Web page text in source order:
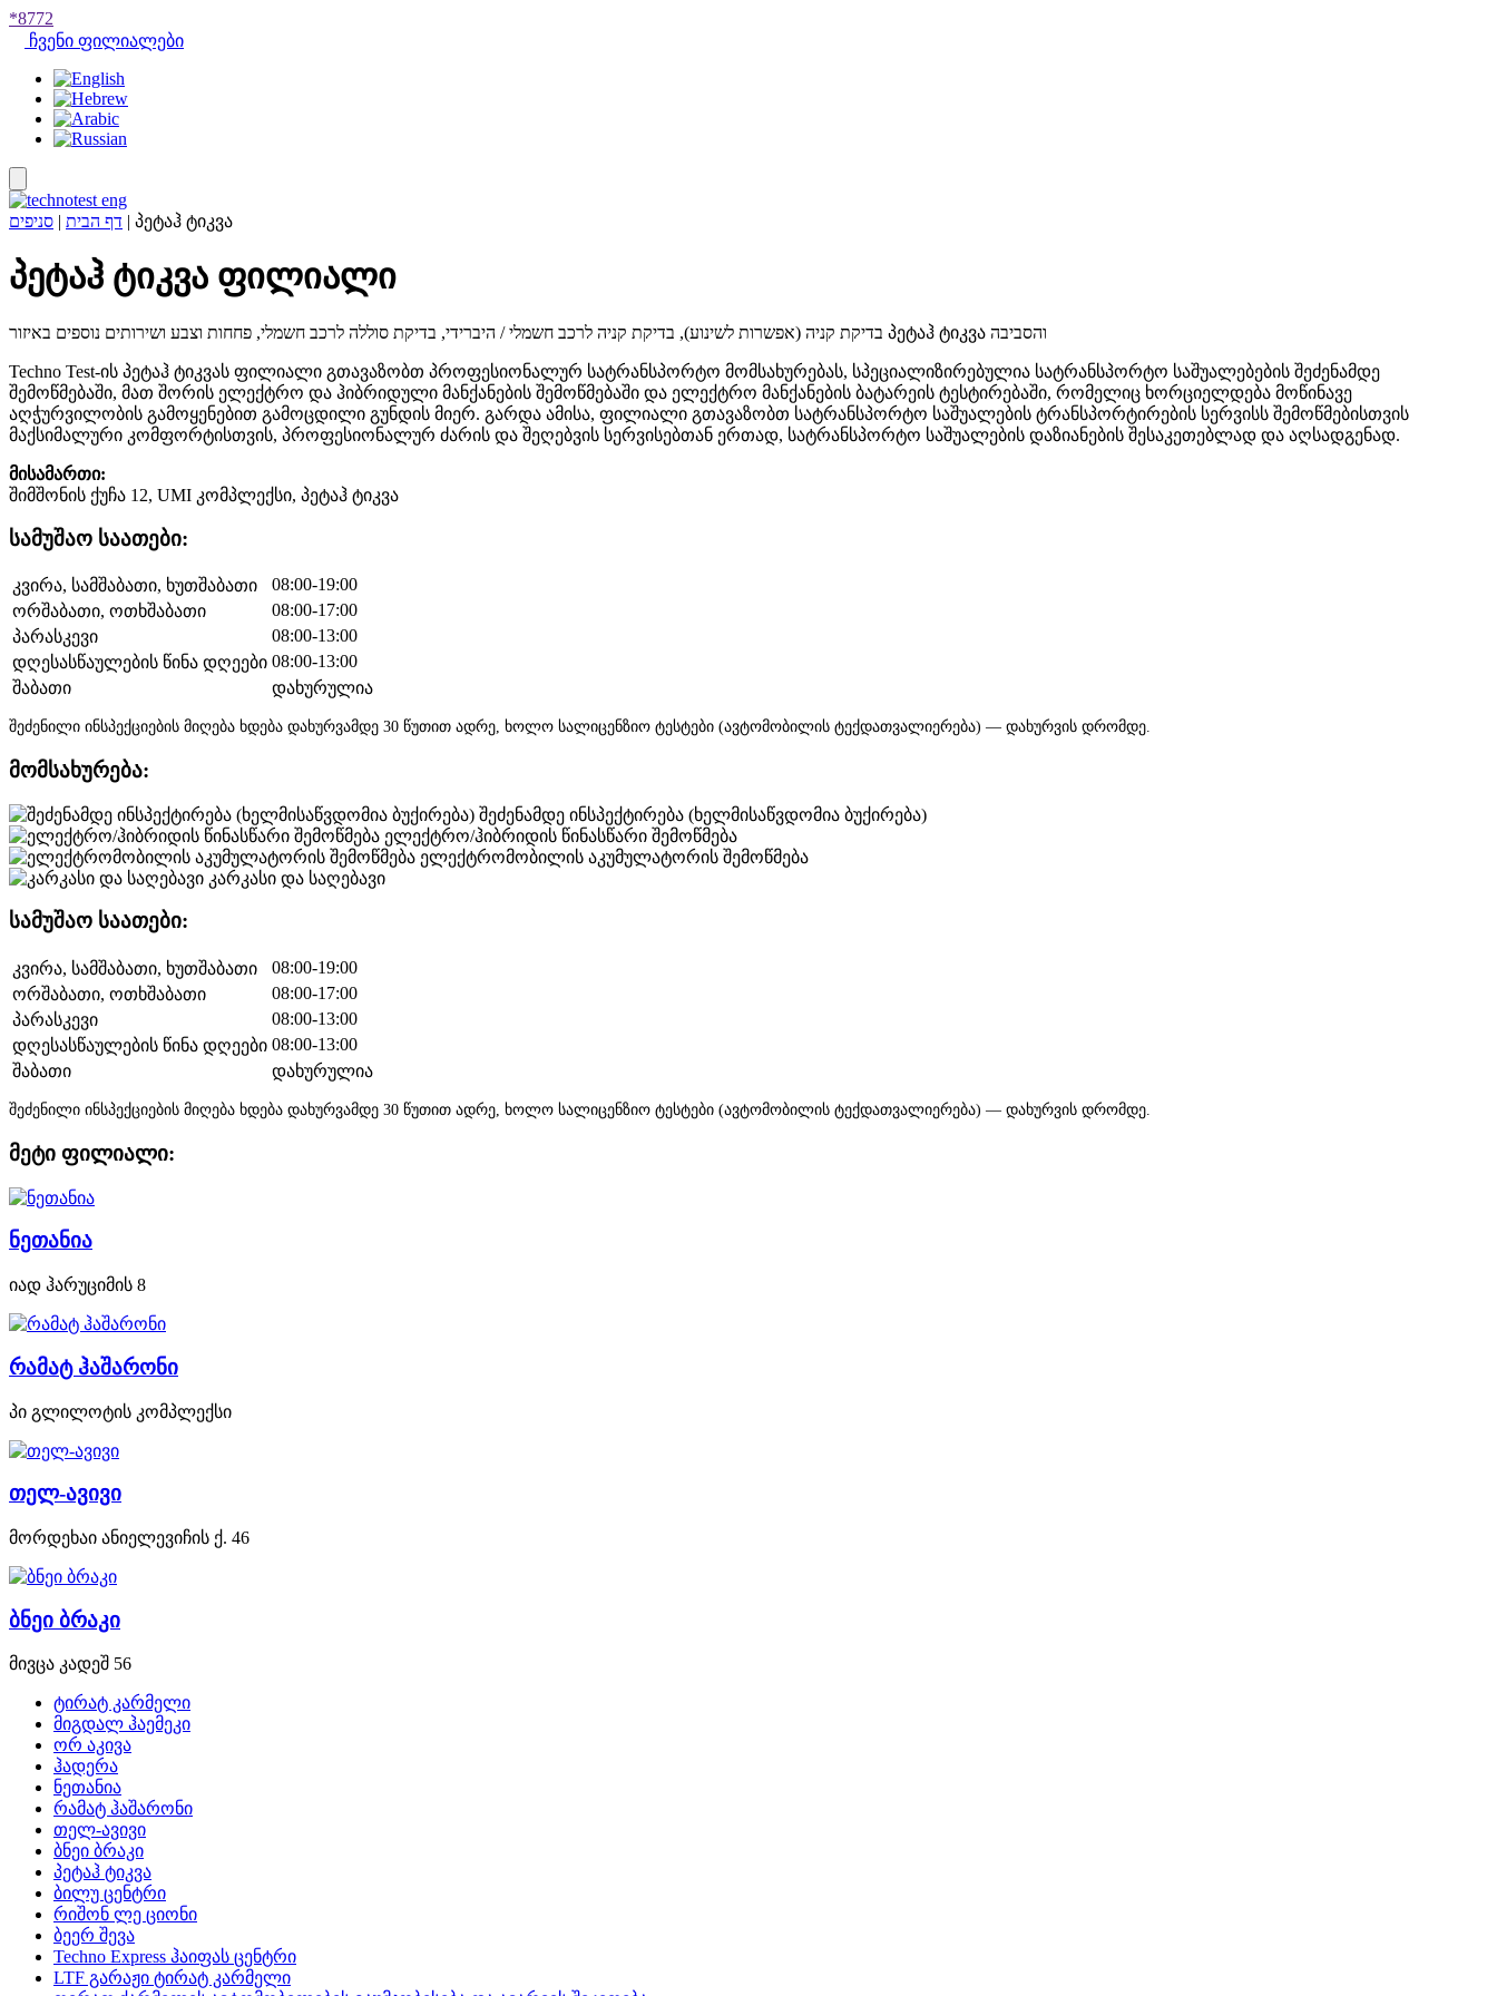
*8772
ჩვენი ფილიალები
דף הבית | סניפים | პეტაჰ ტიკვა
პეტაჰ ტიკვა ფილიალი
בדיקת קניה (אפשרות לשינוע), בדיקת קניה לרכב חשמלי / היברידי, בדיקת סוללה לרכב חשמלי, פחחות וצבע ושירותים נוספים באיזור პეტაჰ ტიკვა והסביבה
Techno Test-ის პეტაჰ ტიკვას ფილიალი გთავაზობთ პროფესიონალურ სატრანსპორტო მომსახურებას, სპეციალიზირებულია სატრანსპორტო საშუალებების შეძენამდე
შემოწმებაში, მათ შორის ელექტრო და ჰიბრიდული მანქანების შემოწმებაში და ელექტრო მანქანების ბატარეის ტესტირებაში, რომელიც ხორციელდება მოწინავე
აღჭურვილობის გამოყენებით გამოცდილი გუნდის მიერ. გარდა ამისა, ფილიალი გთავაზობთ სატრანსპორტო საშუალების ტრანსპორტირების სერვისს შემოწმებისთვის
მაქსიმალური კომფორტისთვის, პროფესიონალურ ძარის და შეღებვის სერვისებთან ერთად, სატრანსპორტო საშუალების დაზიანების შესაკეთებლად და აღსადგენად.
მისამართი:
შიმშონის ქუჩა 12, UMI კომპლექსი, პეტაჰ ტიკვა
სამუშაო საათები:
კვირა, სამშაბათი, ხუთშაბათი
08:00-19:00
ორშაბათი, ოთხშაბათი
08:00-17:00
პარასკევი
08:00-13:00
დღესასწაულების წინა დღეები 08:00-13:00
შაბათი
დახურულია
შეძენილი ინსპექციების მიღება ხდება დახურვამდე 30 წუთით ადრე, ხოლო სალიცენზიო ტესტები (ავტომობილის ტექდათვალიერება) — დახურვის დრომდე.
მომსახურება:
შეძენამდე ინსპექტირება (ხელმისაწვდომია ბუქირება)
ელექტრო/ჰიბრიდის წინასწარი შემოწმება
ელექტრომობილის აკუმულატორის შემოწმება
კარკასი და საღებავი
სამუშაო საათები:
კვირა, სამშაბათი, ხუთშაბათი
08:00-19:00
ორშაბათი, ოთხშაბათი
08:00-17:00
პარასკევი
08:00-13:00
დღესასწაულების წინა დღეები 08:00-13:00
შაბათი
დახურულია
შეძენილი ინსპექციების მიღება ხდება დახურვამდე 30 წუთით ადრე, ხოლო სალიცენზიო ტესტები (ავტომობილის ტექდათვალიერება) — დახურვის დრომდე.
მეტი ფილიალი:
ნეთანია
იად ჰარუციმის 8
რამატ ჰაშარონი
პი გლილოტის კომპლექსი
თელ-ავივი
მორდეხაი ანიელევიჩის ქ. 46
ბნეი ბრაკი
მივცა კადეშ 56
ტირატ კარმელი
მიგდალ ჰაემეკი
ორ აკივა
ჰადერა
ნეთანია
რამატ ჰაშარონი
თელ-ავივი
ბნეი ბრაკი
პეტაჰ ტიკვა
ბილუ ცენტრი
რიშონ ლე ციონი
ბეერ შევა
Techno Express ჰაიფას ცენტრი
LTF გარაჟი ტირატ კარმელი